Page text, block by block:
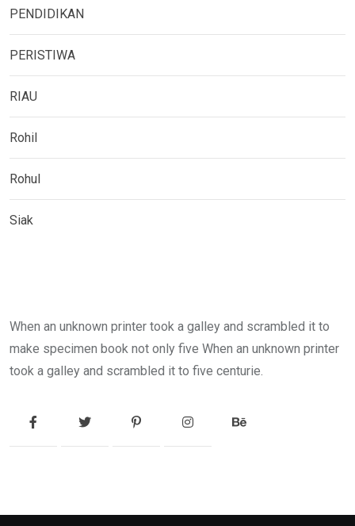
PENDIDIKAN
PERISTIWA
RIAU
Rohil
Rohul
Siak
When an unknown printer took a galley and scrambled it to
make specimen book not only five When an unknown printer
took a galley and scrambled it to five centurie.